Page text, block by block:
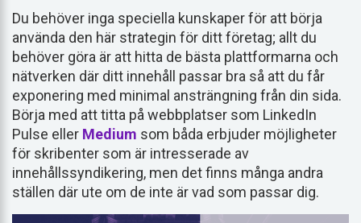
Du behöver inga speciella kunskaper för att börja
använda den här strategin för ditt företag; allt du
behöver göra är att hitta de bästa plattformarna och
nätverken där ditt innehåll passar bra så att du får
exponering med minimal ansträngning från din sida.
Börja med att titta på webbplatser som LinkedIn
Pulse eller Medium som båda erbjuder möjligheter
för skribenter som är intresserade av
innehållssyndikering, men det finns många andra
ställen där ute om de inte är vad som passar dig.